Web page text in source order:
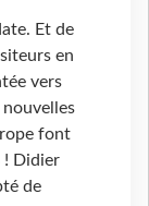
Et de
en
vers
nouvelles
font
! Didier
de